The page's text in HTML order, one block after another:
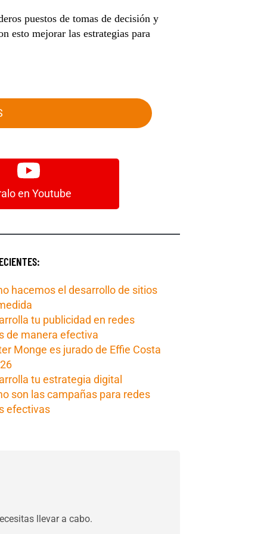
puestos de tomas de decisión y
esto mejorar las estrategias para
en Youtube
PUBLICIDAD
hacemos el desarrollo de sitios
tu publicidad en redes
de manera efectiva
Monge es jurado de Effie Costa
tu estrategia digital
son las campañas para redes
efectivas
llevar a cabo.